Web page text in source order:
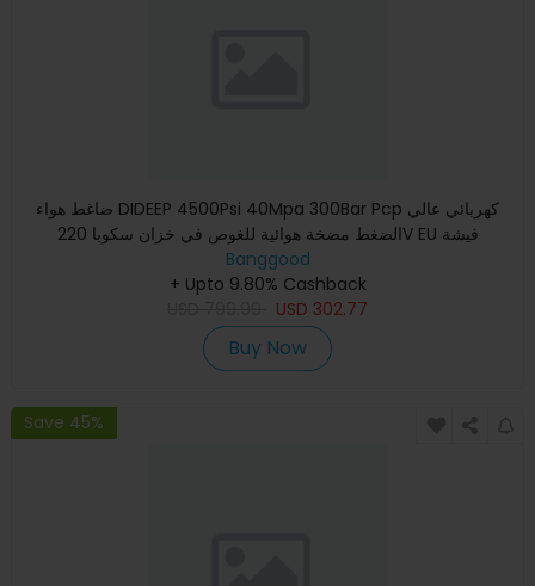
ضاغط هواء DIDEEP 4500Psi 40Mpa 300Bar Pcp كهربائي عالي
الضغط مضخة هوائية للغوص في خزان سكوبا 220V EU فيشة
Banggood
+ Upto 9.80% Cashback
USD 302.77
Buy Now
Save 45%